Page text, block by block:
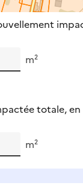
m²
totale,
m²